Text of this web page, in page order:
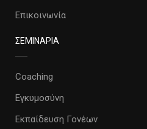
Επικοινωνία
ΣΕΜΙΝΑΡΙΑ
Coaching
Εγκυμοσύνη
Εκπαίδευση Γονέων